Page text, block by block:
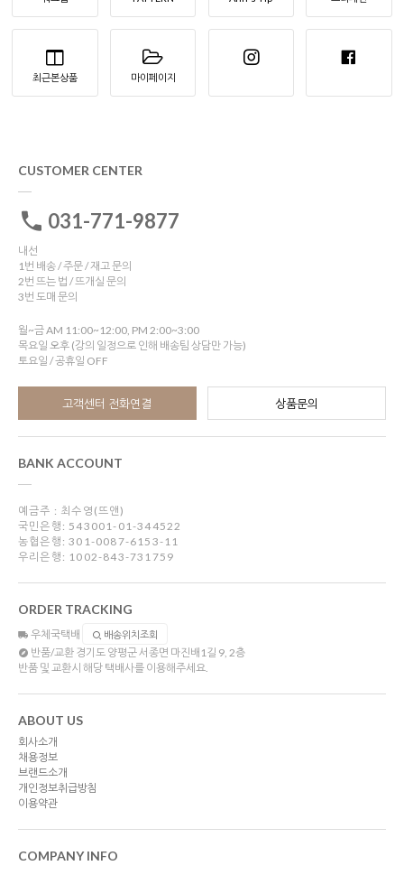
최근본상품 마이페이지
CUSTOMER CENTER
031-771-9877
내선
1번 배송 / 주문 / 재고 문의
2번 뜨는 법 / 뜨개실 문의
3번 도매 문의
월~금 AM 11:00~12:00, PM 2:00~3:00
목요일 오후 (강의 일정으로 인해 배송팀 상담만 가능)
토요일 / 공휴일 OFF
고객센터 전화연결 상품문의
BANK ACCOUNT
예금주 : 최수영(뜨앤)
국민은행: 543001-01-344522
농협은행: 301-0087-6153-11
우리은행: 1002-843-731759
ORDER TRACKING
우체국택배 배송위치조회
반품/교환 경기도 양평군 서종면 마진배1길 9, 2층
반품 및 교환시 해당 택배사를 이용해주세요.
ABOUT US
회사소개
채용정보
브랜드소개
개인정보취급방침
이용약관
COMPANY INFO